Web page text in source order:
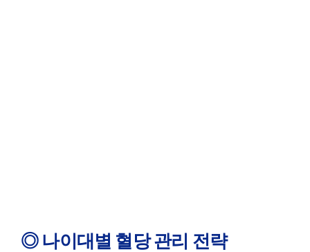
◎ 나이대별 혈당 관리 전략